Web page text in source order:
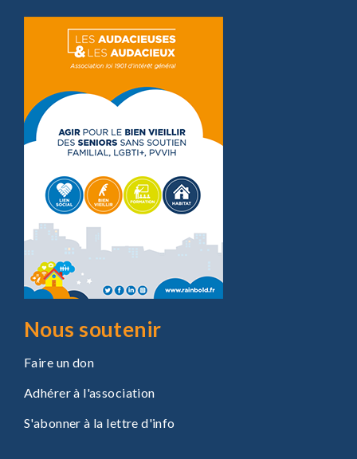
Nous soutenir
Faire un don
Adhérer à l'association
S'abonner à la lettre d'info